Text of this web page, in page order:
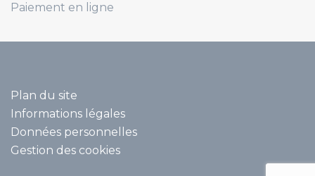
Paiement en ligne
Plan du site
Informations légales
Données personnelles
Gestion des cookies